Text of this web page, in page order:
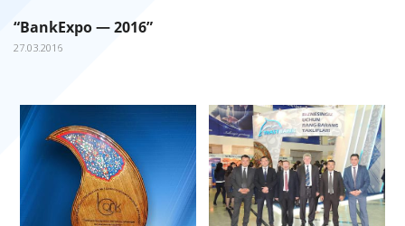
“BankExpo — 2016”
27.03.2016